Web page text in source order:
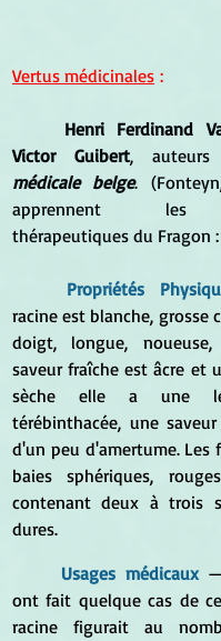
Vertus médicinales :
Henri Ferdinand
Victor Guibert,
médicale belge.
apprennent les
thérapeutiques du Fragon :
Propriétés
racine est blanche, grosse
doigt, longue, noueuse,
saveur fraîche est âcre et
sèche elle a une
térébinthacée, une
d'un peu d'amertume. Les
baies sphériques,
contenant deux à trois
dures.
	Usages médicaux
ont fait quelque cas de
racine figurait au